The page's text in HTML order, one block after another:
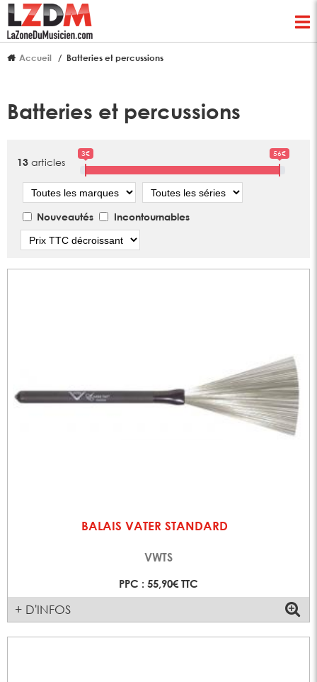
Accueil Batteries et percussions
Batteries et percussions
13 articles
3€ 56€
Marque Série
Nouveautés
Incontournables
BALAIS VATER STANDARD
VWTS
PPC : 55,90€ TTC
+ D'INFOS